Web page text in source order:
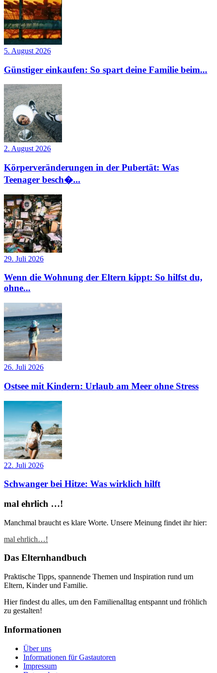
5. August 2026
Günstiger einkaufen: So spart deine Familie beim...
2. August 2026
Körperveränderungen in der Pubertät: Was
Teenager besch�...
29. Juli 2026
Wenn die Wohnung der Eltern kippt: So hilfst du,
ohne...
26. Juli 2026
Ostsee mit Kindern: Urlaub am Meer ohne Stress
22. Juli 2026
Schwanger bei Hitze: Was wirklich hilft
mal ehrlich …!
Manchmal braucht es klare Worte. Unsere Meinung findet ihr hier:
mal ehrlich…!
Das Elternhandbuch
Praktische Tipps, spannende Themen und Inspiration rund um
Eltern, Kinder und Familie.
Hier findest du alles, um den Familienalltag entspannt und fröhlich
zu gestalten!
Informationen
Über uns
Informationen für Gastautoren
Impressum